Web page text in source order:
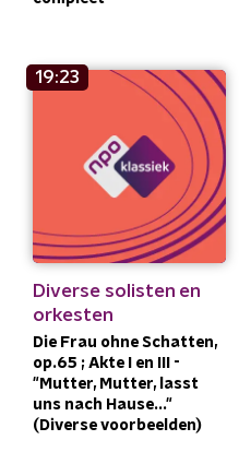
19:23
Diverse solisten en
orkesten
Die Frau ohne Schatten,
op.65 ; Akte I en III -
"Mutter, Mutter, lasst
uns nach Hause..."
(Diverse voorbeelden)